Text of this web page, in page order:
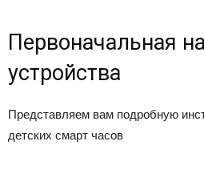
Первоначальная
устройства
Представляем вам подробную
детских смарт часов